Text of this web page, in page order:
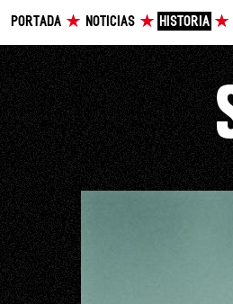
PORTADA NOTICIAS HISTORIA